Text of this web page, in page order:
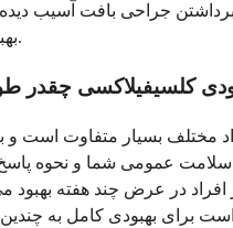
جراحی بافت آسیب دیده
بهبودی توصیه کند.
مختلف بسیار متفاوت است و
عمومی شما و نحوه
در عرض چند هفته بهبود
برای بهبودی کامل به چندین